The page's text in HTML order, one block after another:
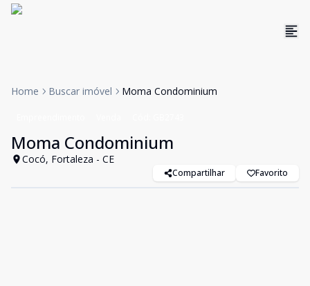
Home Buscar imóvel Moma Condominium
Moma Condominium
Cocó, Fortaleza - CE
Compartilhar Favorito